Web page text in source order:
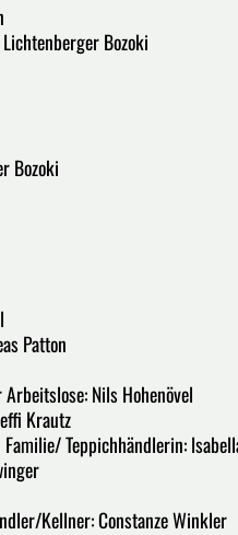
Bozoki
Bozoki
Patton
Nils Hohenövel
Krautz
Teppichhändlerin:
Kellner: Constanze Winkler